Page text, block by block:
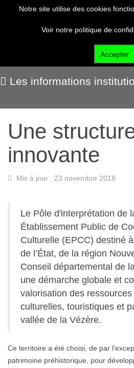
Qui sommes-
Les informations
Une
innovante
Mis à jour : 23 novembre 2018
Le Pôle d'interprétation de
Établissement Public de
Culturelle (EPCC) destiné
de l’État, de la région
Conseil départemental de
une démarche globale et
valorisation des
culturelles, touristiques et
vallée de la Vézère.
Ce territoire a été choisi, de par
patrimoine préhistorique, pour
Notre site utilise des cookies
Voir notre politique de
Accepter